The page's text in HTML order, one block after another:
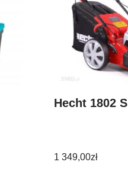
Hecht 1802 S
1 349,00zł